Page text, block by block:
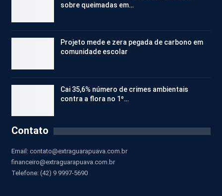
sobre queimadas em…
Projeto mede e zera pegada de carbono em
comunidade escolar
Cai 35,6% número de crimes ambientais
contra a flora no 1º…
Contato
Email: contato@extraguarapuava.com.br
financeiro@extraguarapuava.com.br
Telefone: (42) 9 9997-5690